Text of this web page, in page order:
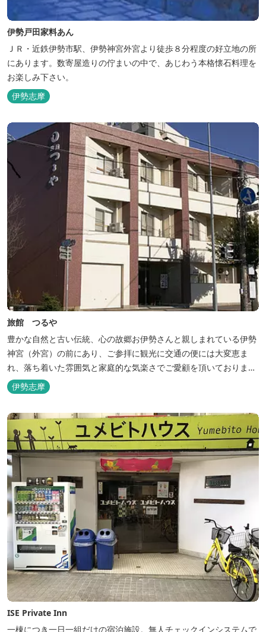
伊勢戸田家料あん
ＪＲ・近鉄伊勢市駅、伊勢神宮外宮より徒歩８分程度の好立地の所
にあります。数寄屋造りの佇まいの中で、あじわう本格懐石料理を
お楽しみ下さい。
伊勢志摩
旅館 つるや
豊かな自然と古い伝統、心の故郷お伊勢さんと親しまれている伊勢
神宮（外宮）の前にあり、ご参拝に観光に交通の便には大変恵ま
れ、落ち着いた雰囲気と家庭的な気楽さでご愛顧を頂いておりま
す。
伊勢志摩
ISE Private Inn
一棟につき一日一組だけの宿泊施設。無人チェックインシステムで